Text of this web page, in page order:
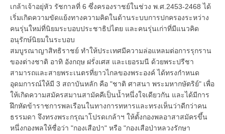
เกล้าเจ้าอยุ่หัว รัชกาลที่ 6 ซึ่งครองราชย์ในช่วง พ.ศ.2453-2468 ได้
เริ่มเกิดความขัดแย้งทางความคิดในด้านระบบการปกครองระหว่าง
คนรุ่นใหม่ที่นิยมระบอบประชาธิปไตย และคนรุ่นเก่าที่มีแนวคิด
อนุรักษ์นิยมในระบอบ
สมบูรณาญาสิทธิราชย์ ทำให้ประเทศมีความล่อแหลมต่อการรุกราน
ของต่างชาติ อาทิ อังกฤษ ฝรั่งเศส และเยอรมนี ด้วยพระปรีชา
สามารถและสายพระเนตรที่ยาวไกลของพระองค์ ได้ทรงกำหนด
อุดมการณ์ให้มี 3 สถาบันหลัก คือ "ชาติ ศาสนา พระมหากษัตริย์" เพื่อ
ให้เกิดความสมัครสมานสามัคคีเป็นน้ำหนึ่งใจเดียวกัน และได้มีการ
ฝึกหัดข้าราชการพลเรือนในทางการทหารและทรงเห็นว่าดีกว่าคน
ธรรมดา จึงทรงพระกรุณาโปรดเกล้าฯ ให้ตั้งกองพลอาสาสมัครขึ้น
หนึ่งกองพลให้ชื่อว่า "กองเสือป่า" หรือ "กองเสือป่าหลวงรักษา